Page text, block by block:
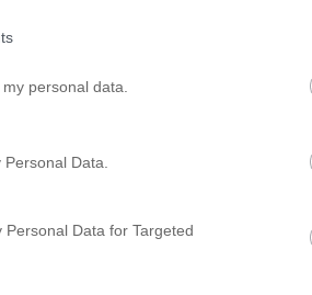
personal data.
Data.
Data for Targeted